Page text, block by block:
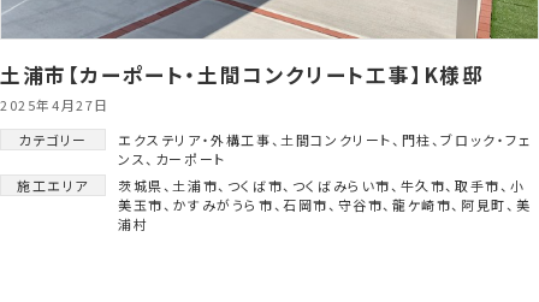
土浦市【カーポート・土間コンクリート工事】K様邸
2025年4月27日
カテゴリー
エクステリア・外構工事、 土間コンクリート、 門柱、ブロック・フェ
ンス、 カーポート
施工エリア
茨城県、土浦市、 つくば市、 つくばみらい市、 牛久市、取手市、 小
美玉市、 かすみがうら市、石岡市、 守谷市、龍ケ崎市、 阿見町、 美
浦村